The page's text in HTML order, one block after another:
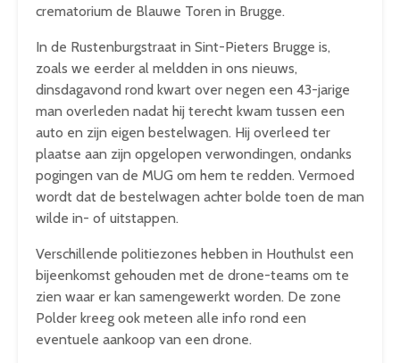
crematorium de Blauwe Toren in Brugge.
In de Rustenburgstraat in Sint-Pieters Brugge is,
zoals we eerder al meldden in ons nieuws,
dinsdagavond rond kwart over negen een 43-jarige
man overleden nadat hij terecht kwam tussen een
auto en zijn eigen bestelwagen. Hij overleed ter
plaatse aan zijn opgelopen verwondingen, ondanks
pogingen van de MUG om hem te redden. Vermoed
wordt dat de bestelwagen achter bolde toen de man
wilde in- of uitstappen.
Verschillende politiezones hebben in Houthulst een
bijeenkomst gehouden met de drone-teams om te
zien waar er kan samengewerkt worden. De zone
Polder kreeg ook meteen alle info rond een
eventuele aankoop van een drone.